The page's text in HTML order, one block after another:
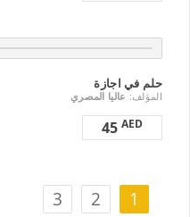
حلم في اجازة
المؤلف: عاليا المصري
45 AED
1
2
3